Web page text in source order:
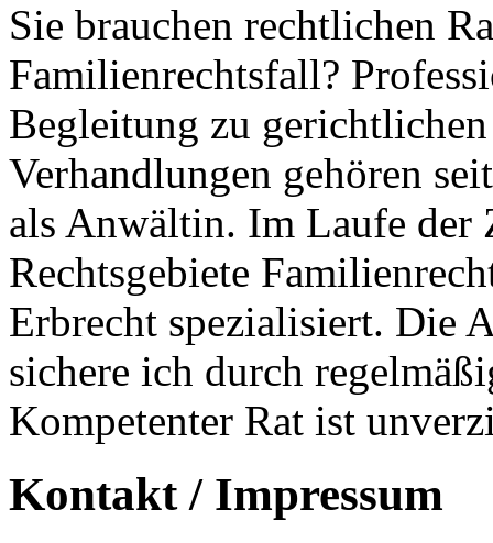
Sie brauchen rechtlichen
Familienrechtsfall?
Begleitung zu
Verhandlungen gehören
als Anwältin. Im Laufe der
Rechtsgebiete
Erbrecht spezialisiert. Die
sichere ich durch
Kompetenter Rat ist
Kontakt / Impressum